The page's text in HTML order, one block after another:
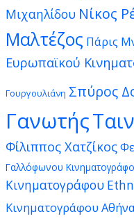
Μιχαηλίδου Νίκος
Μαλτέζος Πάρις
Ευρωπαϊκού
Γουργουλιάνη Σπύρος
Γανωτής
Φίλιππος Χατζίκος
Γαλλόφωνου
Κινηματογράφου
Κινηματογράφου